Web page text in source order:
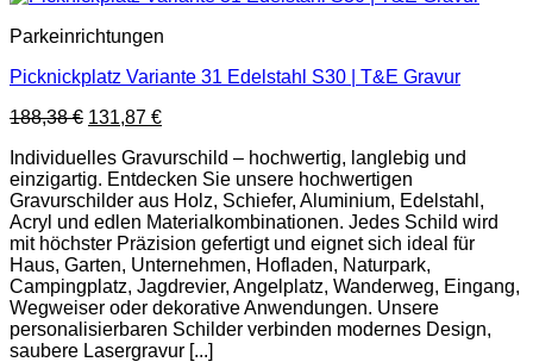
Parkeinrichtungen
Picknickplatz Variante 31 Edelstahl S30 | T&E Gravur
188,38€ Ursprünglicher
war:
188,38 €
131,87 €Aktueller
ist:
131,87 €.
Individuelles Gravurschild – hochwertig, langlebig und
einzigartig. Entdecken Sie unsere hochwertigen
Gravurschilder aus Holz, Schiefer, Aluminium, Edelstahl,
Acryl und edlen Materialkombinationen. Jedes Schild wird
mit höchster Präzision gefertigt und eignet sich ideal für
Haus, Garten, Unternehmen, Hofladen, Naturpark,
Campingplatz, Jagdrevier, Angelplatz, Wanderweg, Eingang,
Wegweiser oder dekorative Anwendungen. Unsere
personalisierbaren Schilder verbinden modernes Design,
saubere Lasergravur [...]